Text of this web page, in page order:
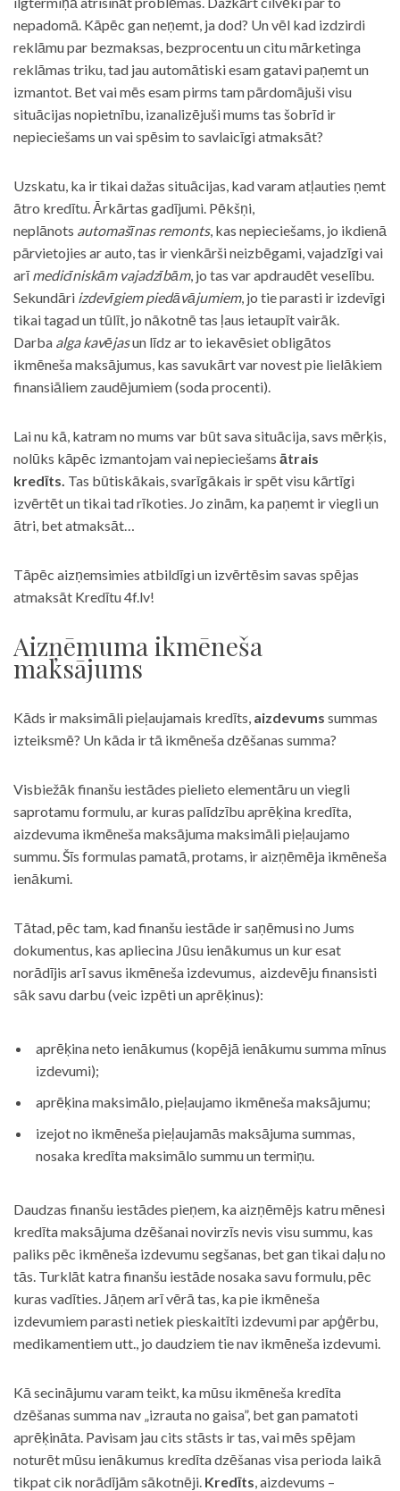
nepadomā. Kāpēc gan neņemt, ja dod? Un vēl kad izdzirdi
reklāmu par bezmaksas, bezprocentu un citu mārketinga
reklāmas triku, tad jau automātiski esam gatavi paņemt un
izmantot. Bet vai mēs esam pirms tam pārdomājuši visu
situācijas nopietnību, izanalizējuši mums tas šobrīd ir
nepieciešams un vai spēsim to savlaicīgi atmaksāt?
Uzskatu, ka ir tikai dažas situācijas, kad varam atļauties ņemt
ātro kredītu. Ārkārtas gadījumi. Pēkšņi,
neplānots automašīnas remonts, kas nepieciešams, jo ikdienā
pārvietojies ar auto, tas ir vienkārši neizbēgami, vajadzīgi vai
arīmedicīniskām vajadzībām, jo tas var apdraudēt veselību.
Sekundāri izdevīgiem piedāvājumiem, jo tie parasti ir izdevīgi
tikai tagad un tūlīt, jo nākotnē tas ļaus ietaupīt vairāk.
Darba alga kavējasun līdz ar to iekavēsiet obligātos
ikmēneša maksājumus, kas savukārt var novest pie lielākiem
finansiāliem zaudējumiem (soda procenti).
Lai nu kā, katram no mums var būt sava situācija, savs mērķis,
nolūks kāpēc izmantojam vai nepieciešams ātrais
kredīts. Tas būtiskākais, svarīgākais ir spēt visu kārtīgi
izvērtēt un tikai tad rīkoties. Jo zinām, ka paņemt ir viegli un
ātri, bet atmaksāt…
Tāpēc aizņemsimies atbildīgi un izvērtēsim savas spējas
atmaksāt Kredītu 4f.lv!
Aizņēmuma ikmēneša
maksājums
Kāds ir maksimāli pieļaujamais kredīts, aizdevums summas
izteiksmē? Un kāda ir tā ikmēneša dzēšanas summa?
Visbiežāk finanšu iestādes pielieto elementāru un viegli
saprotamu formulu, ar kuras palīdzību aprēķina kredīta,
aizdevuma ikmēneša maksājuma maksimāli pieļaujamo
summu. Šīs formulas pamatā, protams, ir aizņēmēja ikmēneša
ienākumi.
Tātad, pēc tam, kad finanšu iestāde ir saņēmusi no Jums
dokumentus, kas apliecina Jūsu ienākumus un kur esat
norādījis arī savus ikmēneša izdevumus, aizdevēju finansisti
sāk savu darbu (veic izpēti un aprēķinus):
aprēķina neto ienākumus (kopējā ienākumu summa mīnus
izdevumi);
aprēķina maksimālo, pieļaujamo ikmēneša maksājumu;
izejot no ikmēneša pieļaujamās maksājuma summas,
nosaka kredīta maksimālo summu un termiņu.
Daudzas finanšu iestādes pieņem, ka aizņēmējs katru mēnesi
kredīta maksājuma dzēšanai novirzīs nevis visu summu, kas
paliks pēc ikmēneša izdevumu segšanas, bet gan tikai daļu no
tās. Turklāt katra finanšu iestāde nosaka savu formulu, pēc
kuras vadīties. Jāņem arī vērā tas, ka pie ikmēneša
izdevumiem parasti netiek pieskaitīti izdevumi par apģērbu,
medikamentiem utt., jo daudziem tie nav ikmēneša izdevumi.
Kā secinājumu varam teikt, ka mūsu ikmēneša kredīta
dzēšanas summa nav „izrauta no gaisa”, bet gan pamatoti
aprēķināta. Pavisam jau cits stāsts ir tas, vai mēs spējam
noturēt mūsu ienākumus kredīta dzēšanas visa perioda laikā
tikpat cik norādījām sākotnēji. Kredīts, aizdevums –